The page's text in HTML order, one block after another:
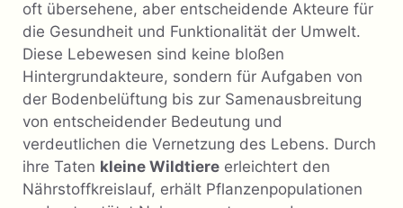
oft übersehene, aber entscheidende Akteure für
die Gesundheit und Funktionalität der Umwelt.
Diese Lebewesen sind keine bloßen
Hintergrundakteure, sondern für Aufgaben von
der Bodenbelüftung bis zur Samenausbreitung
von entscheidender Bedeutung und
verdeutlichen die Vernetzung des Lebens. Durch
ihre Taten kleine Wildtiere erleichtert den
Nährstoffkreislauf, erhält Pflanzenpopulationen